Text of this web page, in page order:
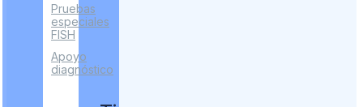
Pruebas
especiales
FISH
Apoyo
diagnóstico